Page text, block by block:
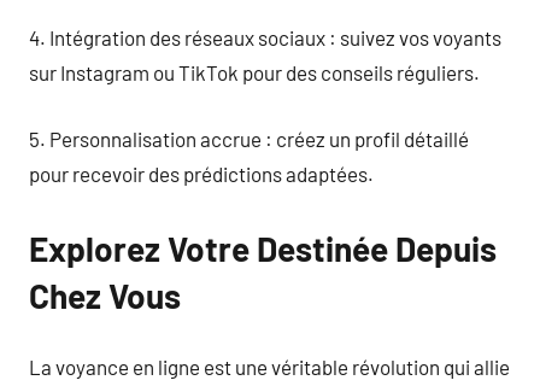
4. Intégration des réseaux sociaux : suivez vos voyants
sur Instagram ou TikTok pour des conseils réguliers.
5. Personnalisation accrue : créez un profil détaillé
pour recevoir des prédictions adaptées.
Explorez Votre Destinée Depuis
Chez Vous
La voyance en ligne est une véritable révolution qui allie